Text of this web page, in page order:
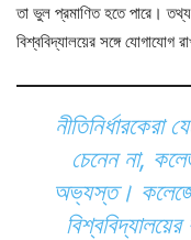
তা ভুল প্রমাণিত হতে পারে।
বিশ্ববিদ্যালয়ের সঙ্গে যোগাযোগ
চেনেন না,
অভ্যস্ত।